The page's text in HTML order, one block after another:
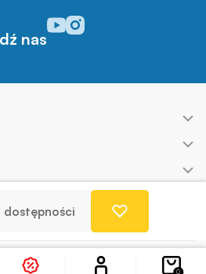
Konto 0
dostępności
nas
Odwiedź nasz profil w
Odwiedź nasz profil w
Realizacja: Ideo